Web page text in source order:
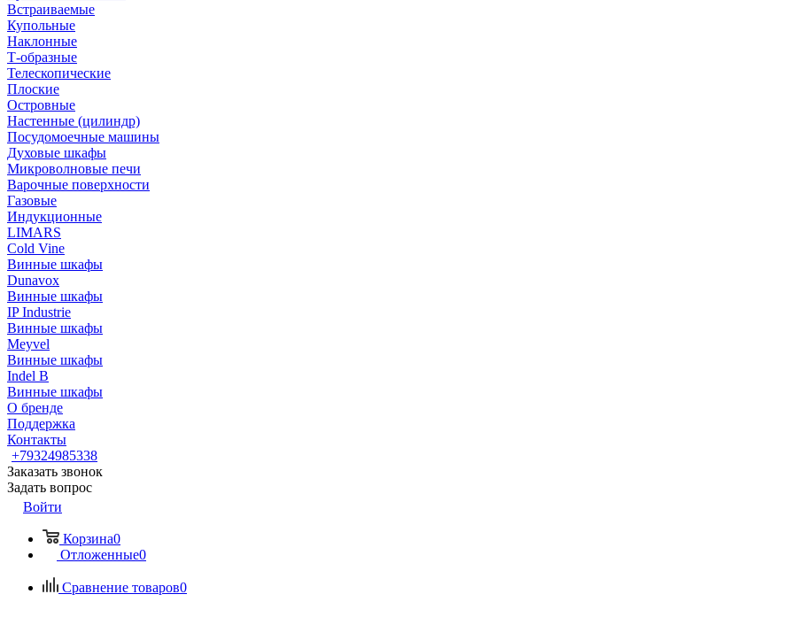
Встраиваемые
Купольные
Наклонные
Т-образные
Телескопические
Плоские
Островные
Настенные (цилиндр)
Посудомоечные машины
Духовые шкафы
Микроволновые печи
Варочные поверхности
Газовые
Индукционные
LIMARS
Cold Vine
Винные шкафы
Dunavox
Винные шкафы
IP Industrie
Винные шкафы
Meyvel
Винные шкафы
Indel B
Винные шкафы
О бренде
Поддержка
Контакты
+79324985338
Заказать звонок
Задать вопрос
Войти
Корзина0
Отложенные0
Сравнение товаров0